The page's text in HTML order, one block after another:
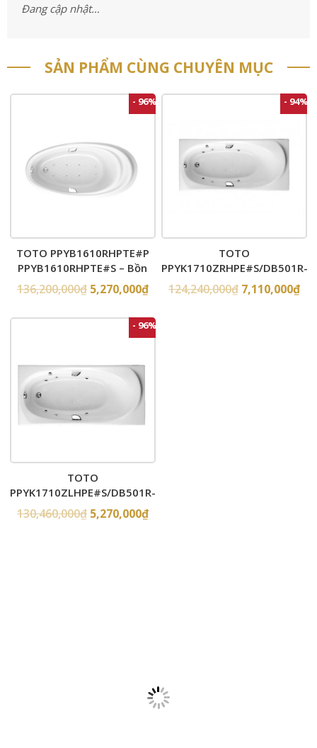
Đang cập nhật…
SẢN PHẨM CÙNG CHUYÊN MỤC
- 96%
TOTO PPYB1610RHPTE#P
PPYB1610RHPTE#S – Bồn
tắm xây massage
136,200,000₫ 5,270,000₫
- 94%
TOTO
PPYK1710ZRHPE#S/DB501R-
2B – Bồn tắm xây massage
ngọc trai
124,240,000₫ 7,110,000₫
- 96%
TOTO
PPYK1710ZLHPE#S/DB501R-
2B – Bồn tắm xây massage
130,460,000₫ 5,270,000₫